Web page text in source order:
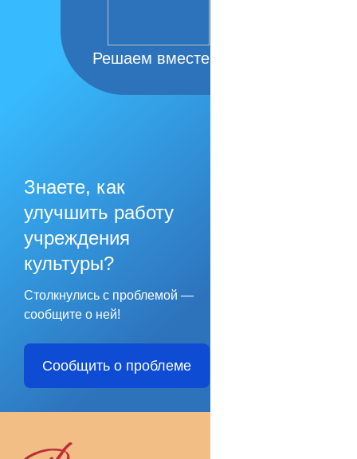
Решаем вместе
Знаете, как
улучшить работу
учреждения
культуры?
Столкнулись с проблемой —
сообщите о ней!
Сообщить о проблеме